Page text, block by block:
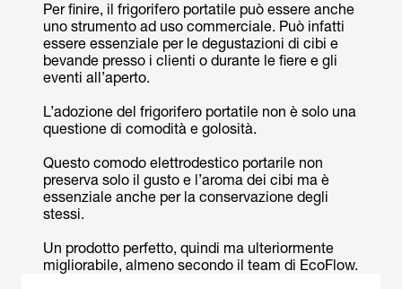
Per finire, il frigorifero portatile può essere anche
uno strumento ad uso commerciale. Può infatti
essere essenziale per le degustazioni di cibi e
bevande presso i clienti o durante le fiere e gli
eventi all’aperto.
L’adozione del frigorifero portatile non è solo una
questione di comodità e golosità.
Questo comodo elettrodestico portarile non
preserva solo il gusto e l’aroma dei cibi ma è
essenziale anche per la conservazione degli
stessi.
Un prodotto perfetto, quindi ma ulteriormente
migliorabile, almeno secondo il team di EcoFlow.